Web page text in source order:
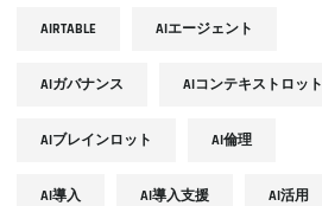
AIRTABLE AIエージェント
AIガバナンス AIコンテキストロット
AIブレインロット AI倫理
AI導入 AI導入支援 AI活用